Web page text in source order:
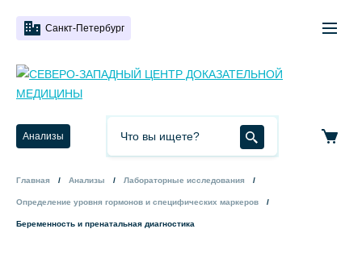
Санкт-Петербург
Анализы
Главная Анализы Лабораторные исследования
Определение уровня гормонов и специфических маркеров
Беременность и пренатальная диагностика